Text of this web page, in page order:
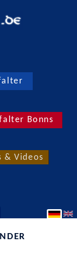
Bonns
& Videos